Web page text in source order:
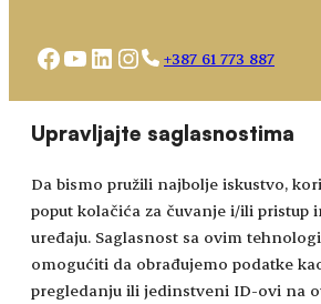
Upravljajte saglasnostima
Da bismo pružili najbolje iskustvo,
poput kolačića za čuvanje i/ili pristup
uređaju. Saglasnost sa ovim
omogućiti da obrađujemo podatke
pregledanju ili jedinstveni ID-ovi na
Facebook
YouTube
LinkedIn
Instagram
+387 61 773 887
academy@bhidapa.ba
Choose
language